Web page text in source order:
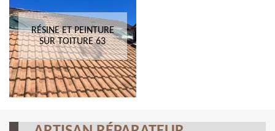
RÉSINE ET PEINTURE
SUR TOITURE 63